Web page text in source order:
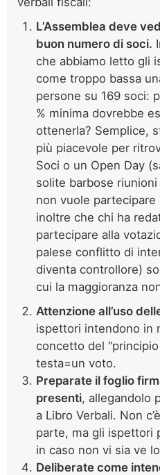
L’Assemblea deve
buon numero di soci.
che abbiamo letto gli
come troppo bassa
persone su 169 soci:
% minima dovrebbe
ottenerla? Semplice,
più piacevole per
Soci o un Open Day
solite barbose
non vuole
inoltre che chi ha
partecipare alla
palese conflitto di
diventa controllore)
cui la maggioranza
Attenzione all’uso
ispettori intendono in
concetto del
testa=un voto.
Preparate il foglio
presenti, allegandolo
a Libro Verbali. Non
parte, ma gli ispettori
in caso non vi sia ve
Deliberate come